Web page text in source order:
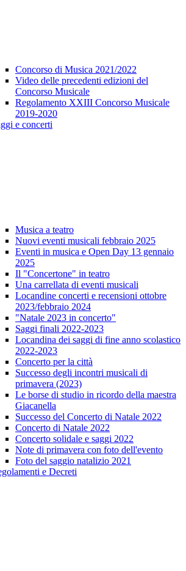
Concorso di Musica 2021/2022
Video delle precedenti edizioni del
Concorso Musicale
Regolamento XXIII Concorso Musicale
2019-2020
e concerti
Musica a teatro
Nuovi eventi musicali febbraio 2025
Eventi in musica e Open Day 13 gennaio
2025
Il "Concertone" in teatro
Una carrellata di eventi musicali
Locandine concerti e recensioni ottobre
2023/febbraio 2024
"Natale 2023 in concerto"
Saggi finali 2022-2023
Locandina dei saggi di fine anno scolastico
2022-2023
Concerto per la città
Successo degli incontri musicali di
primavera (2023)
Le borse di studio in ricordo della maestra
Giacanella
Successo del Concerto di Natale 2022
Concerto di Natale 2022
Concerto solidale e saggi 2022
Note di primavera con foto dell'evento
Foto del saggio natalizio 2021
e Decreti